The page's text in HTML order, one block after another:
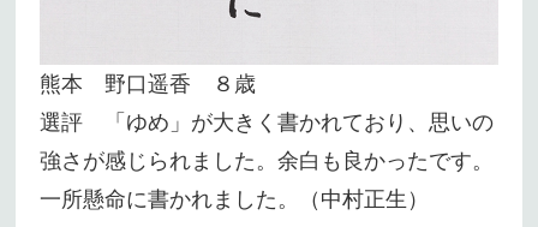
熊本 野口遥香 ８歳
選評 「ゆめ」が大きく書かれており、思いの
強さが感じられました。余白も良かったです。
一所懸命に書かれました。（中村正生）